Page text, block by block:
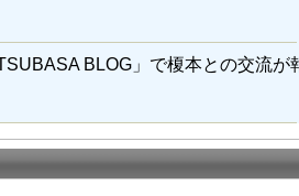
BLOG」で榎本との交流が